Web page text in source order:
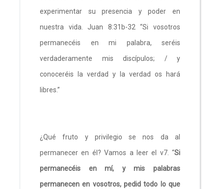
experimentar su presencia y poder en
nuestra vida. Juan 8:31b-32 “Si vosotros
permanecéis en mi palabra, seréis
verdaderamente mis discípulos; / y
conoceréis la verdad y la verdad os hará
libres.”
¿Qué fruto y privilegio se nos da al
permanecer en él? Vamos a leer el v7. “Si
permanecéis en mí, y mis palabras
permanecen en vosotros, pedid todo lo que